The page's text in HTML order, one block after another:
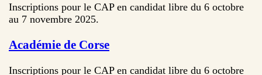
Inscriptions pour le CAP en candidat libre du 6 octobre
au 7 novembre 2025.
Académie de Corse
Inscriptions pour le CAP en candidat libre du 6 octobre